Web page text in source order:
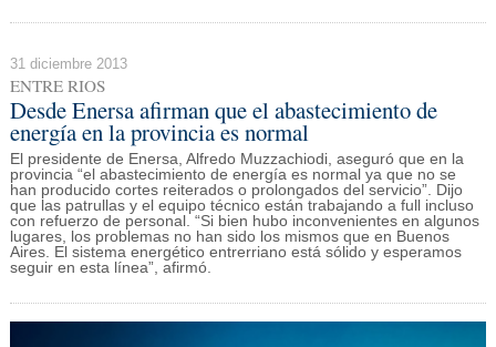
31 diciembre 2013
ENTRE RIOS
Desde Enersa afirman que el abastecimiento de
energía en la provincia es normal
El presidente de Enersa, Alfredo Muzzachiodi, aseguró que en la
provincia “el abastecimiento de energía es normal ya que no se
han producido cortes reiterados o prolongados del servicio”. Dijo
que las patrullas y el equipo técnico están trabajando a full incluso
con refuerzo de personal. “Si bien hubo inconvenientes en algunos
lugares, los problemas no han sido los mismos que en Buenos
Aires. El sistema energético entrerriano está sólido y esperamos
seguir en esta línea”, afirmó.